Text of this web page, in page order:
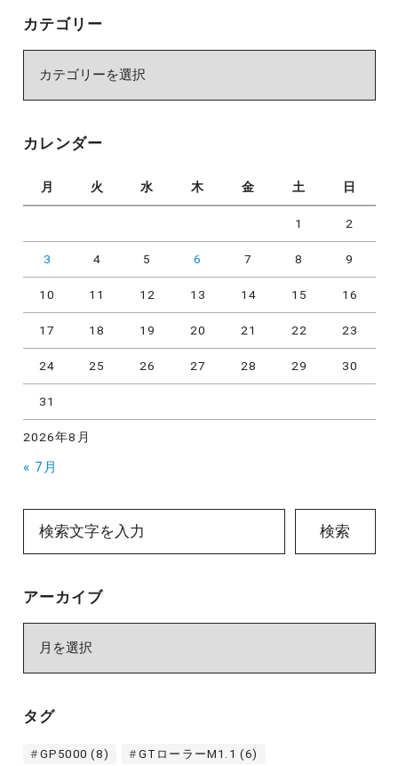
カテゴリー
ー
カレンダー
2026年8月
月 火 水 木 金 土 日
1 2
3 4 5 6 7 8 9
10 11 12 13 14 15 16
17 18 19 20 21 22 23
24 25 26 27 28 29 30
31
« 7月
検索
アーカイブ
ブ
タグ
GP5000 (8) GTローラーM1.1 (6)